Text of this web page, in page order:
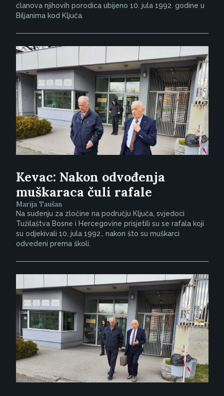
članova njihovih porodica ubijeno 10. jula 1992. godine u
Biljanima kod Ključa.
Kevac: Nakon odvođenja
muškaraca čuli rafale
Marija Taušan
Na suđenju za zločine na području Ključa, svjedoci
Tužilaštva Bosne i Hercegovine prisjetili su se rafala koji
su odjekivali 10. jula 1992., nakon što su muškarci
odvedeni prema školi.